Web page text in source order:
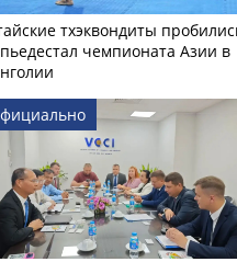
тхэквондиты
чемпионата Азии в